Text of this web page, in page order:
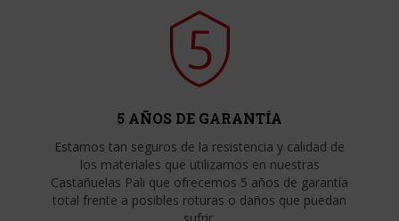
5 AÑOS DE GARANTÍA
Estamos tan seguros de la resistencia y calidad de
los materiales que utilizamos en nuestras
Castañuelas Pali que ofrecemos 5 años de garantía
total frente a posibles roturas o daños que puedan